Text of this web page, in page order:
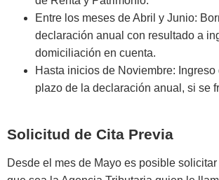
Entre los meses de Abril y Junio:
declaración anual con resultado a
domiciliación en cuenta.
Hasta inicios de Noviembre:
plazo de la declaración anual, si se
Solicitud de Cita Previa
Desde el mes de Mayo es posible solicitar